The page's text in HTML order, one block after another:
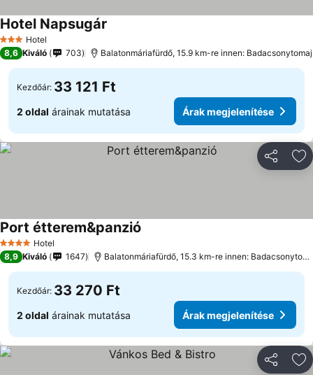
3 Kategória
Hotel
Hotel Napsugár
8,6 Kiváló 703 Balatonmáriafürdő, 15.9 km-re innen: Badacsonytomaj
Kezdőár: 33 121 Ft
2 oldal árainak mutatása Árak megjelenítése
4 KategóriaHotel
Port étterem&panzió
8,9 Kiváló 1647 Balatonmáriafürdő, 15.3 km-re innen: Badacsonytomaj
Kezdőár: 33 270 Ft
2 oldal árainak mutatása Árak megjelenítése